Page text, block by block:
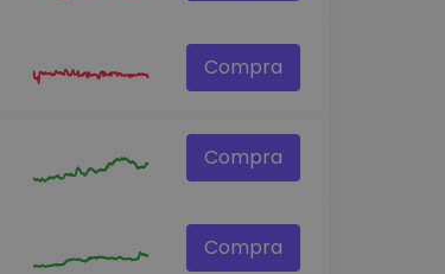
Compra
Compra
Compra